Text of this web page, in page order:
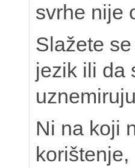
svrhe nije
Slažete
jezik ili da
Ni na koji